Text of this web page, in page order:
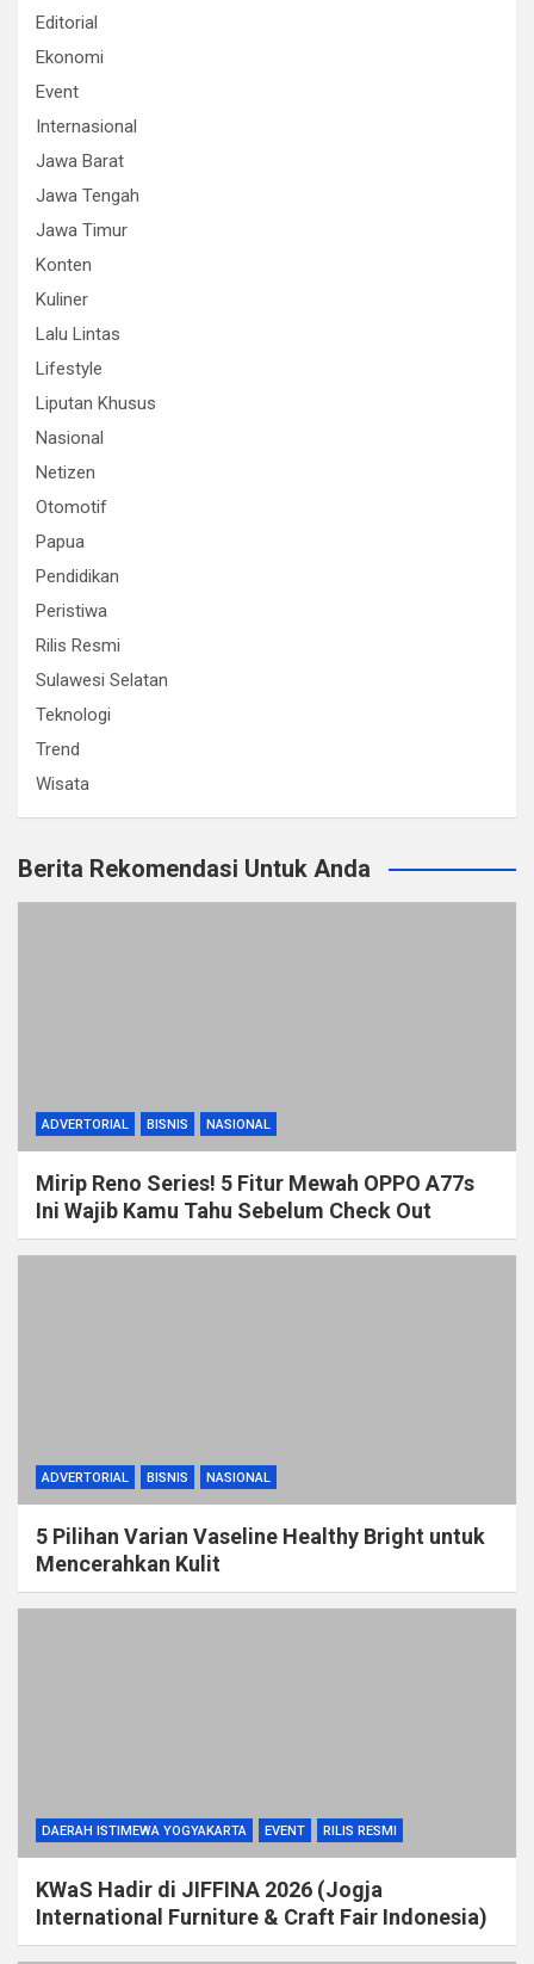
Editorial
Ekonomi
Event
Internasional
Jawa Barat
Jawa Tengah
Jawa Timur
Konten
Kuliner
Lalu Lintas
Lifestyle
Liputan Khusus
Nasional
Netizen
Otomotif
Papua
Pendidikan
Peristiwa
Rilis Resmi
Sulawesi Selatan
Teknologi
Trend
Wisata
Berita Rekomendasi Untuk Anda
ADVERTORIAL BISNIS NASIONAL
Mirip Reno Series! 5 Fitur Mewah OPPO A77s
Ini Wajib Kamu Tahu Sebelum Check Out
ADVERTORIAL BISNIS NASIONAL
5 Pilihan Varian Vaseline Healthy Bright untuk
Mencerahkan Kulit
DAERAH ISTIMEWA YOGYAKARTA EVENT RILIS RESMI
KWaS Hadir di JIFFINA 2026 (Jogja
International Furniture & Craft Fair Indonesia)